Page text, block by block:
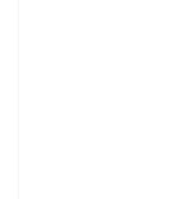
KRASO PU 50 -